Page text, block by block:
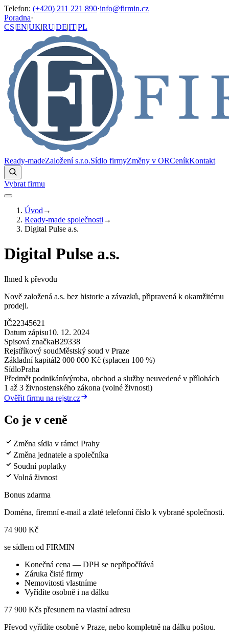
Telefon: (+420) 211 221 890·info@firmin.cz
Poradna·
CS|EN|UK|RU|DE|IT|PL
Ready-madeZaložení s.r.o.Sídlo firmyZměny v ORCeníkKontakt
Vybrat firmu
Úvod →
Ready-made společnosti →
Digital Pulse a.s.
Digital Pulse a.s.
Ihned k převodu
Nově založená a.s. bez historie a závazků, připravená k okamžitému
prodeji.
IČ22345621
Datum zápisu10. 12. 2024
Spisová značkaB29338
Rejstříkový soudMěstský soud v Praze
Základní kapitál2 000 000 Kč (splacen 100 %)
SídloPraha
Předmět podnikánívýroba, obchod a služby neuvedené v přílohách
1 až 3 živnostenského zákona (volné živnosti)
Ověřit firmu na rejstr.cz
Co je v ceně
Změna sídla v rámci Prahy
Změna jednatele a společníka
Soudní poplatky
Volná živnost
Bonus zdarma
Doména, firemní e-mail a zlaté telefonní číslo k vybrané společnosti.
74 900 Kč
se sídlem od FIRMIN
Konečná cena — DPH se nepřipočítává
Záruka čisté firmy
Nemovitosti vlastníme
Vyřídíte osobně i na dálku
77 900 Kčs přesunem na vlastní adresu
Převod vyřídíte osobně v Praze, nebo kompletně na dálku poštou.